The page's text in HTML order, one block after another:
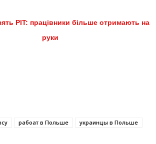
PIT: працівники більше отримають на
руки
рабоат в Польше украинцы в Польше